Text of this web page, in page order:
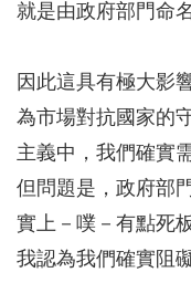
就是由政府部門命名
因此這具有極大影
為市場對抗國家的
主義中，我們確實
但問題是，政府部
實上－噗－有點死
我認為我們確實阻